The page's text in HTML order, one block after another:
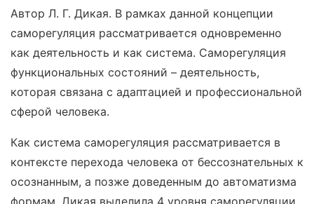
Автор Л. Г. Дикая. В рамках данной концепции
саморегуляция рассматривается одновременно
как деятельность и как система. Саморегуляция
функциональных состояний – деятельность,
которая связана с адаптацией и профессиональной
сферой человека.
Как система саморегуляция рассматривается в
контексте перехода человека от бессознательных к
осознанным, а позже доведенным до автоматизма